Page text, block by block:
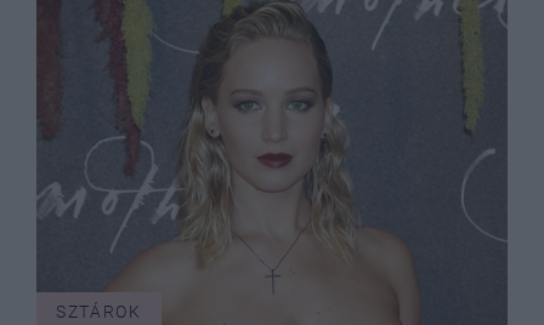
SZTÁROK